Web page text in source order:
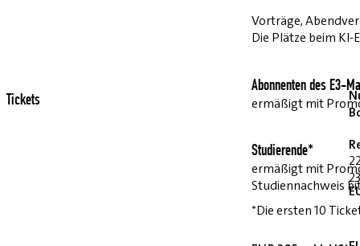
Vorträge,
Die Plätze beim
Abonnenten des E3-
ermäßigt mit
Studierende*
ermäßigt mit
Studiennachweis
*Die ersten 10
Tickets